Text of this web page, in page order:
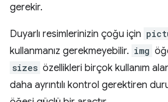
gerekir.
Duyarlı resimlerinizin çoğu için
kullanmanız gerekmeyebilir. img
sizes özellikleri birçok kullanım
daha ayrıntılı kontrol gerektiren